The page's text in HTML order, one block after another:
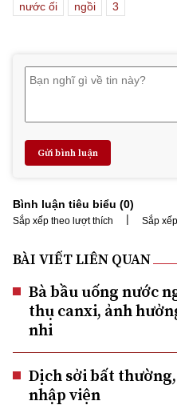
nước ối ngồi 3
Gửi bình luận
Bình luận tiêu biểu (0)
Sắp xếp theo lượt thích | Sắp
BÀI VIẾT LIÊN QUAN
Bà bầu uống nước
thụ canxi, ảnh
nhi
Dịch sởi bất
nhập viện